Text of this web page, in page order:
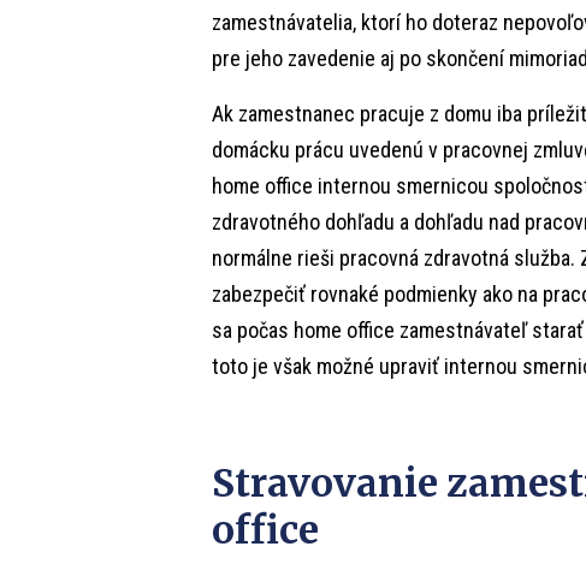
zamestnávatelia, ktorí ho doteraz
pre jeho zavedenie aj po skončení
Ak zamestnanec pracuje z domu iba
domácku prácu uvedenú v pracovnej
home office internou smernicou
zdravotného dohľadu a dohľadu nad
normálne rieši pracovná zdravotná
zabezpečiť rovnaké podmienky ako na
sa počas home office zamestnávateľ
toto je však možné upraviť internou
Stravovanie
office